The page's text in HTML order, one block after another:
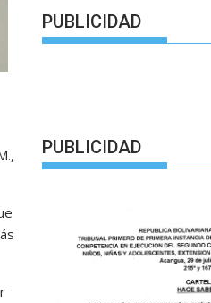
PUBLICIDAD
PUBLICIDAD